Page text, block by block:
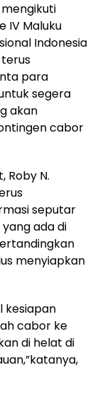
IV Maluku
Indonesia
para
segera
akan
cabor
Roby N.
seputar
yang ada di
menyiapkan
kesiapan
cabor ke
di helat di